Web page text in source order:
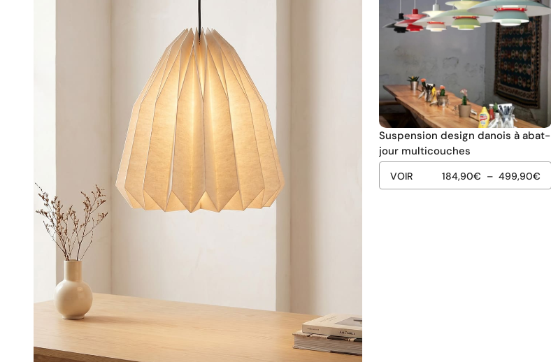
Suspension design danois à abat-
jour multicouches
VOIR 184,90€ – 499,90€